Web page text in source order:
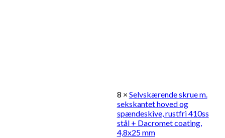
8 × Selvskærende skrue m.
sekskantet hoved og
spændeskive, rustfri 410ss
stål + Dacromet coating,
4,8x25 mm